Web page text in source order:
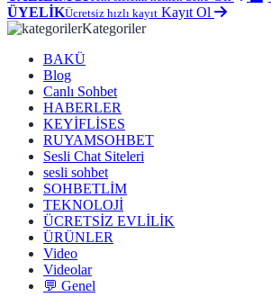
ÜYELİKÜcretsiz hızlı kayıt Kayıt Ol
Kategoriler
BAKÜ
Blog
Canlı Sohbet
HABERLER
KEYİFLİSES
RUYAMSOHBET
Sesli Chat Siteleri
sesli sohbet
SOHBETLİM
TEKNOLOJİ
ÜCRETSİZ EVLİLİK
ÜRÜNLER
Video
Videolar
💬 Genel